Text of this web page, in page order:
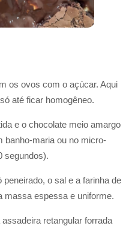
os ovos com o açúcar. Aqui
até ficar homogêneo.
e o chocolate meio amargo
banho-maria ou no micro-
segundos).
o sal e a farinha de
massa espessa e uniforme.
retangular forrada